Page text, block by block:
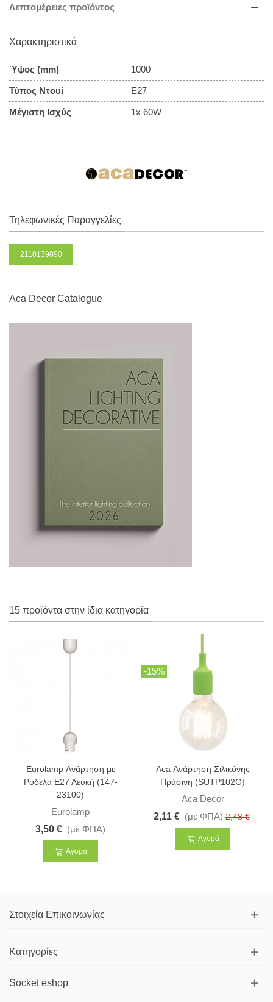
Λεπτομέρειες προϊόντος
Χαρακτηριστικά
Ύψος (mm) 1000
Τύπος Ντουί E27
Μέγιστη Ισχύς 1x 60W
Τηλεφωνικές Παραγγελίες
2110139090
Aca Decor Catalogue
15 προϊόντα στην ίδια κατηγορία
Eurolamp Ανάρτηση με
Ροδέλα Ε27 Λευκή (147-
23100)
Eurolamp
3,50 € (με ΦΠΑ)
Αγορά
-15%
Aca Ανάρτηση Σιλικόνης
Πράσινη (SUTP102G)
Aca Decor
2,11 € (με ΦΠΑ) 2,48 €
Αγορά
Στοιχεία Επικοινωνίας
Κατηγορίες
Socket eshop